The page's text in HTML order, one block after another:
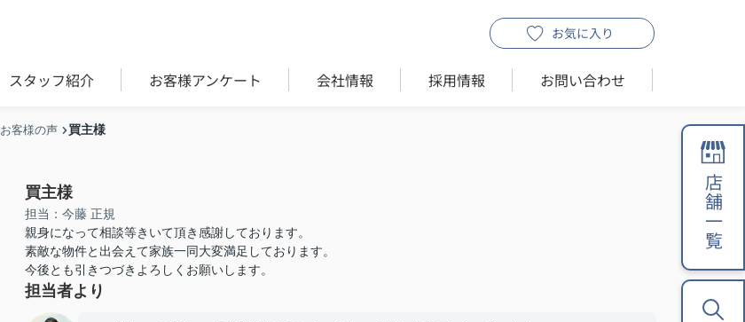
お気に入り
スタッフ紹介 お客様アンケート 会社情報 採用情報 お問い合わせ
お客様の声 買主様
買主様
担当：今藤 正規
親身になって相談等きいて頂き感謝しております。
素敵な物件と出会えて家族一同大変満足しております。
今後とも引きつづきよろしくお願いします。
担当者より
店舗一覧